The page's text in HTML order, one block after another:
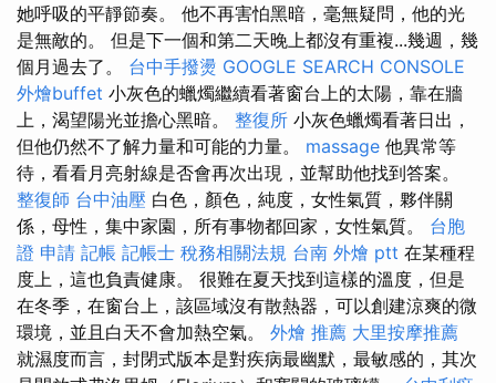
她呼吸的平靜節奏。 他不再害怕黑暗，毫無疑問，他的光
是無敵的。 但是下一個和第二天晚上都沒有重複...幾週，幾
個月過去了。 台中手撥燙 GOOGLE SEARCH CONSOLE
外燴buffet 小灰色的蠟燭繼續看著窗台上的太陽，靠在牆
上，渴望陽光並擔心黑暗。 整復所 小灰色蠟燭看著日出，
但他仍然不了解力量和可能的力量。 massage 他異常等
待，看看月亮射線是否會再次出現，並幫助他找到答案。
整復師 台中油壓 白色，顏色，純度，女性氣質，夥伴關
係，母性，集中家園，所有事物都回家，女性氣質。 台胞
證 申請 記帳 記帳士 稅務相關法規 台南 外燴 ptt 在某種程
度上，這也負責健康。 很難在夏天找到這樣的溫度，但是
在冬季，在窗台上，該區域沒有散熱器，可以創建涼爽的微
環境，並且白天不會加熱空氣。 外燴 推薦 大里按摩推薦
就濕度而言，封閉式版本是對疾病最幽默，最敏感的，其次